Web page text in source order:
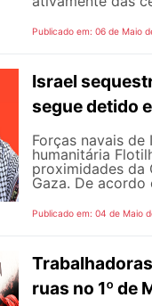
Publicado em: 06 de Maio
Israel
segue detido
Forças navais
humanitária
proximidades da
Gaza. De
Publicado em: 04 de Maio
ruas no 1º de